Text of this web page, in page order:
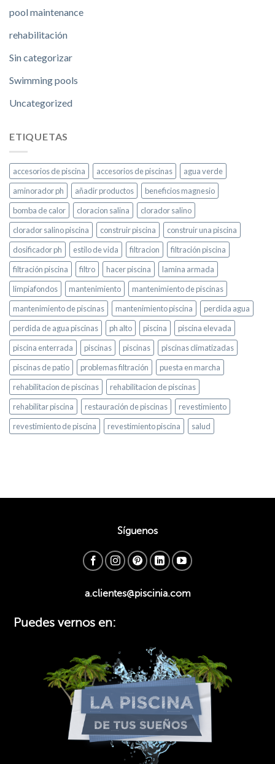
pool maintenance
rehabilitación
Sin categorizar
Swimming pools
Uncategorized
ETIQUETAS
accesorios de piscina accesorios de piscinas
agua verde
aminorador ph
añadir productos
beneficios magnesio
bomba de calor
cloracion salina
clorador salino
clorador salino piscina
construir piscina
construir una piscina
dosificador ph
estilo de vida filtracion
filtración piscina
filtración piscina
filtro hacer piscina
lamina armada
limpiafondos
mantenimiento
mantenimiento de piscinas
mantenimiento de piscinas
mantenimiento piscina
perdida agua
perdida de agua piscinas
ph alto piscina
piscina elevada
piscina enterrada
piscinas piscinas
piscinas climatizadas
piscinas de patio
problemas filtración
puesta en marcha
rehabilitacion de piscinas
rehabilitacion de piscinas
rehabilitar piscina
restauración de piscinas
revestimiento
revestimiento de piscina
revestimiento piscina salud
Síguenos
a.clientes@piscinia.com
Puedes vernos en: